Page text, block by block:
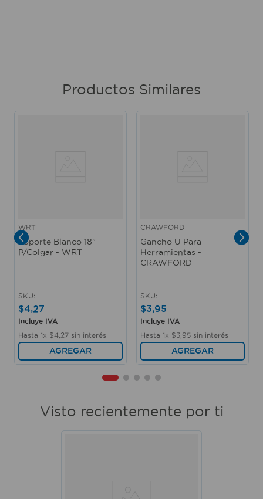
Productos Similares
WRT
Soporte Blanco 18"
P/Colgar - WRT
SKU:
$4,27
Incluye IVA
Hasta 1x $4 27 sin interés
AGREGAR
CRAWFORD
Gancho U Para
Herramientas -
CRAWFORD
SKU:
$3,95
Incluye IVA
Hasta 1x $3 95 sin interés
AGREGAR
Visto recientemente por ti